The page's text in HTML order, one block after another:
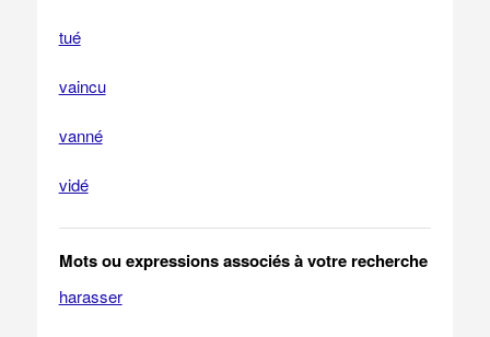
tué
vaincu
vanné
vidé
Mots ou expressions associés à votre recherche
harasser